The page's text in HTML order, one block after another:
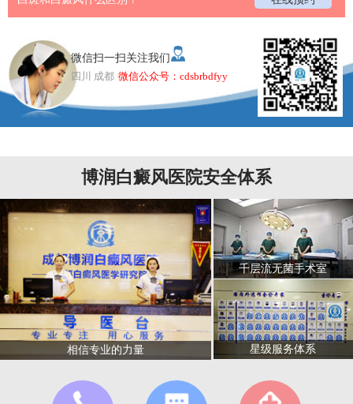
微信扫一扫关注我们
四川 成都 微信公众号：cdsbrbdfyy
博润白癜风医院安全体系
相信专业的力量
千层流无菌手术室
星级服务体系